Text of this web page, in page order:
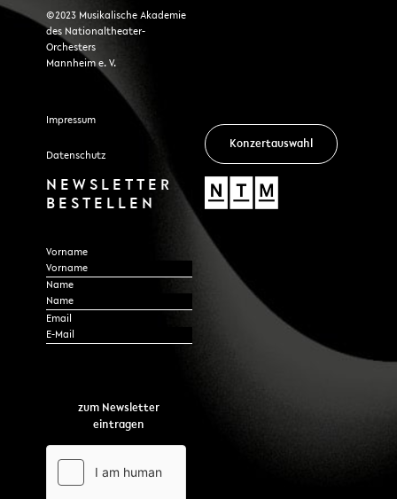
©2023 Musikalische Akademie
des Nationaltheater-
Orchesters
Mannheim e. V.
Impressum
Datenschutz
Konzertauswahl
NEWSLETTER
BESTELLEN
Section
Vorname
Name
Email
zum Newsletter
eintragen